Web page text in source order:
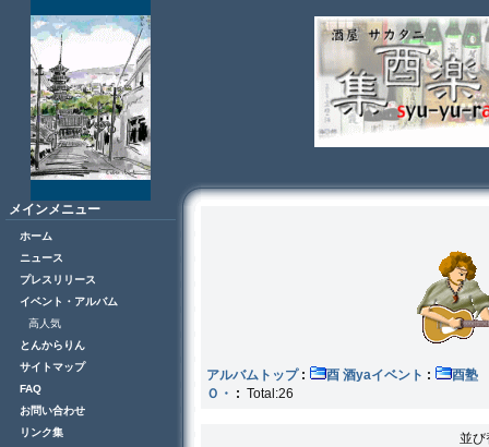
メインメニュー
ホーム
ニュース
プレスリリース
イベント・アルバム
高人気
とんからりん
サイトマップ
FAQ
お問い合わせ
リンク集
アルバムトップ: 酉 酒yaイベント :
Ｏ・ : Total:26
並